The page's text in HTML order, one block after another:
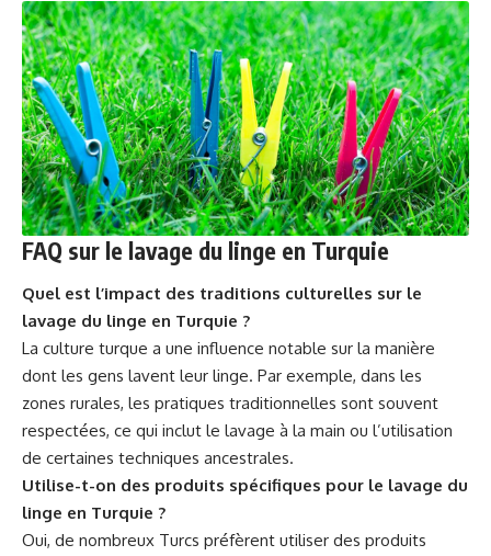
FAQ sur le lavage du linge en Turquie
Quel est l’impact des traditions culturelles sur le
lavage du linge en Turquie ?
La culture turque a une influence notable sur la manière
dont les gens lavent leur linge. Par exemple, dans les
zones rurales, les pratiques traditionnelles sont souvent
respectées, ce qui inclut le lavage à la main ou l’utilisation
de certaines techniques ancestrales.
Utilise-t-on des produits spécifiques pour le lavage du
linge en Turquie ?
Oui, de nombreux Turcs préfèrent utiliser des produits